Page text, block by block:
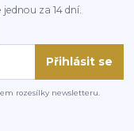
za 14 dní.
Přihlásit se
rozesílky newsletteru.